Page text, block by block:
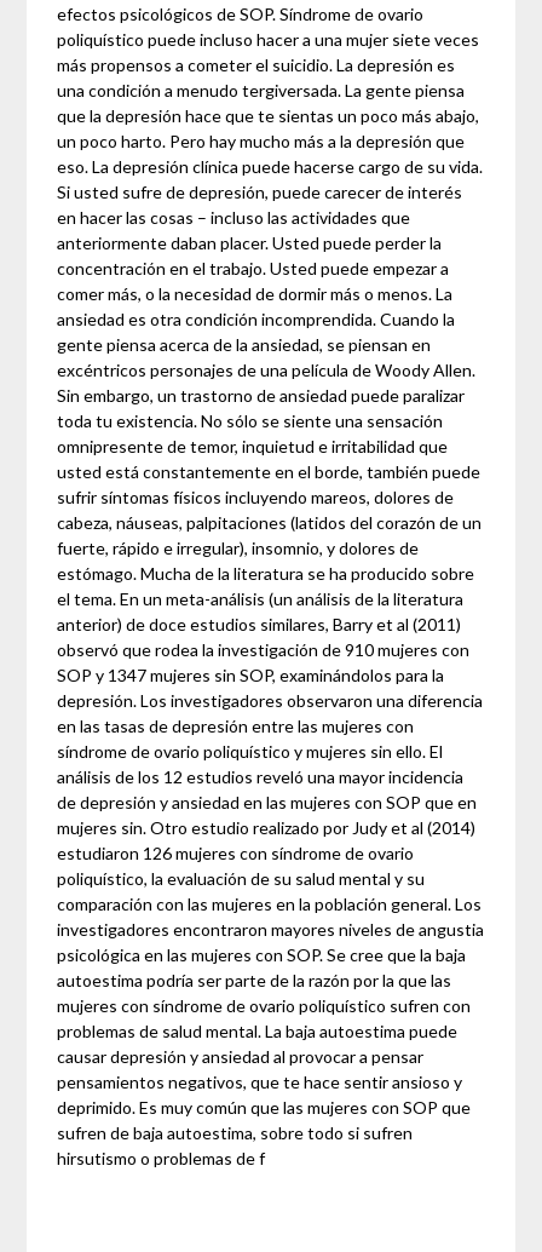
efectos psicológicos de SOP. Síndrome de ovario
poliquístico puede incluso hacer a una mujer siete veces
más propensos a cometer el suicidio. La depresión es
una condición a menudo tergiversada. La gente piensa
que la depresión hace que te sientas un poco más abajo,
un poco harto. Pero hay mucho más a la depresión que
eso. La depresión clínica puede hacerse cargo de su vida.
Si usted sufre de depresión, puede carecer de interés
en hacer las cosas – incluso las actividades que
anteriormente daban placer. Usted puede perder la
concentración en el trabajo. Usted puede empezar a
comer más, o la necesidad de dormir más o menos. La
ansiedad es otra condición incomprendida. Cuando la
gente piensa acerca de la ansiedad, se piensan en
excéntricos personajes de una película de Woody Allen.
Sin embargo, un trastorno de ansiedad puede paralizar
toda tu existencia. No sólo se siente una sensación
omnipresente de temor, inquietud e irritabilidad que
usted está constantemente en el borde, también puede
sufrir síntomas físicos incluyendo mareos, dolores de
cabeza, náuseas, palpitaciones (latidos del corazón de un
fuerte, rápido e irregular), insomnio, y dolores de
estómago. Mucha de la literatura se ha producido sobre
el tema. En un meta-análisis (un análisis de la literatura
anterior) de doce estudios similares, Barry et al (2011)
observó que rodea la investigación de 910 mujeres con
SOP y 1347 mujeres sin SOP, examinándolos para la
depresión. Los investigadores observaron una diferencia
en las tasas de depresión entre las mujeres con
síndrome de ovario poliquístico y mujeres sin ello. El
análisis de los 12 estudios reveló una mayor incidencia
de depresión y ansiedad en las mujeres con SOP que en
mujeres sin. Otro estudio realizado por Judy et al (2014)
estudiaron 126 mujeres con síndrome de ovario
poliquístico, la evaluación de su salud mental y su
comparación con las mujeres en la población general. Los
investigadores encontraron mayores niveles de angustia
psicológica en las mujeres con SOP. Se cree que la baja
autoestima podría ser parte de la razón por la que las
mujeres con síndrome de ovario poliquístico sufren con
problemas de salud mental. La baja autoestima puede
causar depresión y ansiedad al provocar a pensar
pensamientos negativos, que te hace sentir ansioso y
deprimido. Es muy común que las mujeres con SOP que
sufren de baja autoestima, sobre todo si sufren
hirsutismo o problemas de f